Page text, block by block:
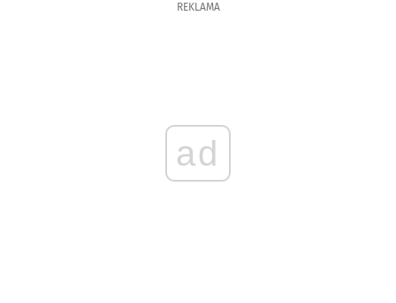
REKLAMA
ad